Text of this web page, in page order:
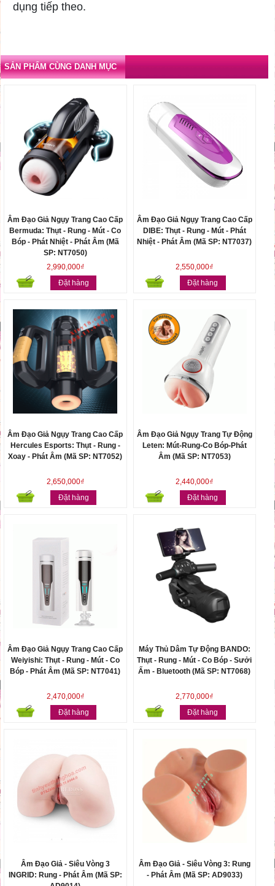
dụng tiếp theo.
SẢN PHẨM CÙNG DANH MỤC
Âm Đạo Giả Ngụy Trang Cao Cấp
Bermuda: Thụt - Rung - Mút - Co
Bóp - Phát Nhiệt - Phát Âm (Mã
SP: NT7050)
2,990,000₫
Đặt hàng
Âm Đạo Giả Ngụy Trang Cao Cấp
DIBE: Thụt - Rung - Mút - Phát
Nhiệt - Phát Âm (Mã SP: NT7037)
2,550,000₫
Đặt hàng
Âm Đạo Giả Ngụy Trang Cao Cấp
Hercules Esports: Thụt - Rung -
Xoay - Phát Âm (Mã SP: NT7052)
2,650,000₫
Đặt hàng
Âm Đạo Giả Ngụy Trang Tự Động
Leten: Mút-Rung-Co Bóp-Phát
Âm (Mã SP: NT7053)
2,440,000₫
Đặt hàng
Âm Đạo Giả Ngụy Trang Cao Cấp
Weiyishi: Thụt - Rung - Mút - Co
Bóp - Phát Âm (Mã SP: NT7041)
2,470,000₫
Đặt hàng
Máy Thủ Dâm Tự Động BANDO:
Thụt - Rung - Mút - Co Bóp - Sưởi
Ấm - Bluetooth (Mã SP: NT7068)
2,770,000₫
Đặt hàng
Âm Đạo Giả - Siêu Vòng 3
INGRID: Rung - Phát Âm (Mã SP:
Âm Đạo Giả - Siêu Vòng 3: Rung
- Phát Âm (Mã SP: AD9033)